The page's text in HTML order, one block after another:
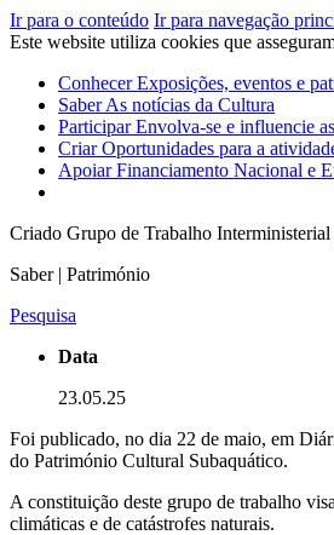
Ir para o conteúdo Ir para navegação
Este website utiliza cookies que
ConhecerExposições, eventos e
SaberAs notícias da Cultura
ParticiparEnvolva-se e influencie
CriarOportunidades para a
ApoiarFinanciamento Nacional e
Criado Grupo de Trabalho
Saber | Património
Pesquisa
Data
23.05.25
Foi publicado, no dia 22 de maio, em
do Património Cultural Subaquático.
A constituição deste grupo de trabalho
climáticas e de catástrofes naturais.